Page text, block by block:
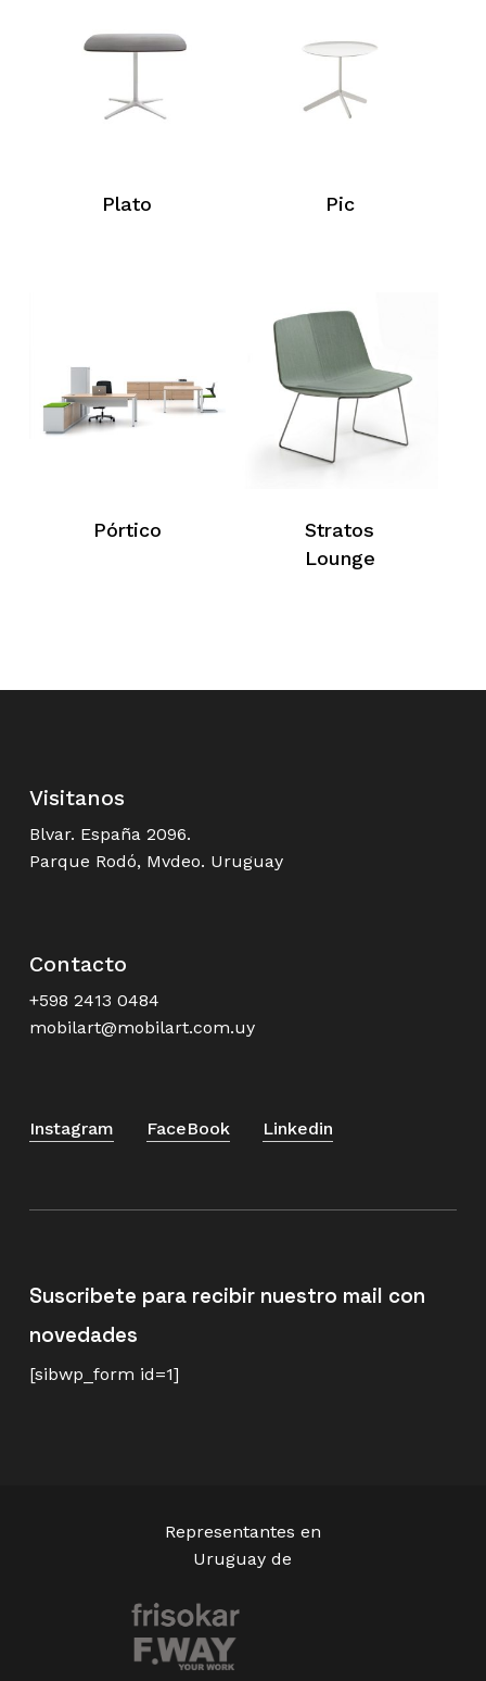
Plato Pic
Pórtico
Stratos
Lounge
Visitanos
Blvar. España 2096.
Parque Rodó, Mvdeo. Uruguay
Contacto
+598 2413 0484
mobilart@mobilart.com.uy
Instagram FaceBook Linkedin
Suscribete para recibir nuestro mail con
novedades
[sibwp_form id=1]
Representantes en
Uruguay de